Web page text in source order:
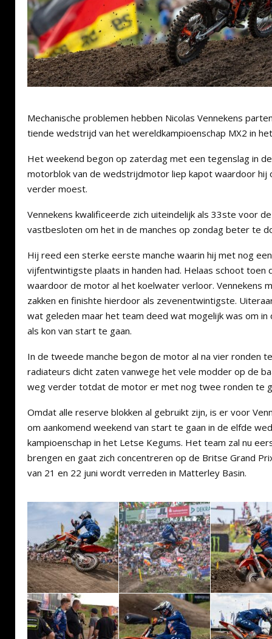
Mechanische problemen hebben Nicolas Vennekens
tiende wedstrijd van het wereldkampioenschap MX2 in
Het weekend begon op zaterdag met een tegenslag in
motorblok van de wedstrijdmotor liep kapot waardoor
verder moest.
Vennekens kwalificeerde zich uiteindelijk als 33ste voor
vastbesloten om het in de manches op zondag beter te
Hij reed een sterke eerste manche waarin hij met nog
vijfentwintigste plaats in handen had. Helaas schoot toen
waardoor de motor al het koelwater verloor. Vennekens
zakken en finishte hierdoor als zevenentwintigste.
wat geleden maar het team deed wat mogelijk was om
als kon van start te gaan.
In de tweede manche begon de motor al na vier ronden
radiateurs dicht zaten vanwege het vele modder op de
weg verder totdat de motor er met nog twee ronden te
Omdat alle reserve blokken al gebruikt zijn, is er voor
om aankomend weekend van start te gaan in de elfde
kampioenschap in het Letse Kegums. Het team zal nu
brengen en gaat zich concentreren op de Britse Grand
van 21 en 22 juni wordt verreden in Matterley Basin.